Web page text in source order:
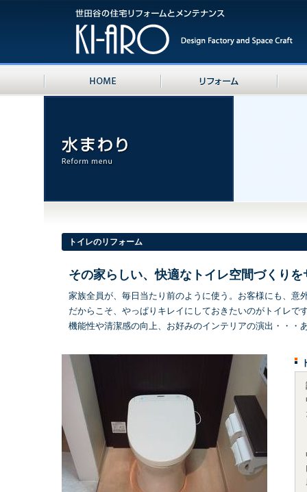
トイレのリフォーム
その家らしい、快適なトイレ空間づくりを
家族全員が、毎日当たり前のように使う。お客様にも、意
だからこそ、やっぱりキレイにしておきたいのがトイレで
機能性や清潔感の向上、お好みのインテリアの演出・・